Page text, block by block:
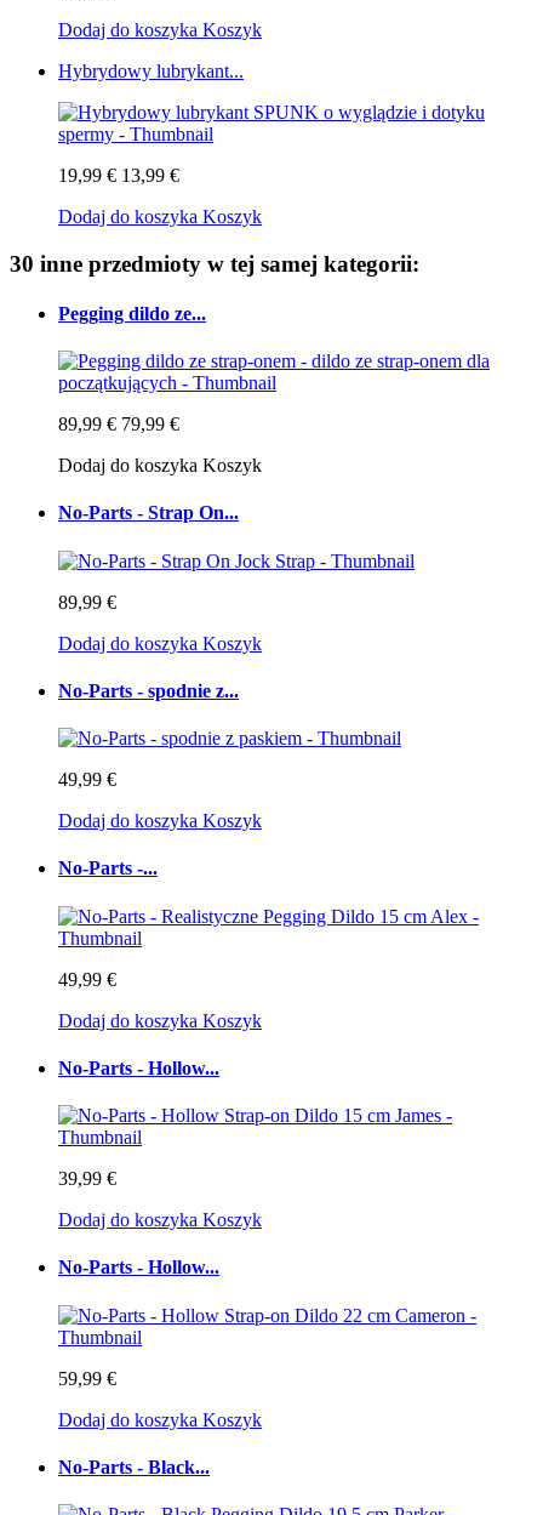
Dodaj do koszyka Koszyk
Hybrydowy lubrykant...
19,99 € 13,99 €
Dodaj do koszyka Koszyk
30 inne przedmioty w tej samej kategorii:
Pegging dildo ze...
89,99 € 79,99 €
Dodaj do koszyka Koszyk
No-Parts - Strap On...
89,99 €
Dodaj do koszyka Koszyk
No-Parts - spodnie z...
49,99 €
Dodaj do koszyka Koszyk
No-Parts -...
49,99 €
Dodaj do koszyka Koszyk
No-Parts - Hollow...
39,99 €
Dodaj do koszyka Koszyk
No-Parts - Hollow...
59,99 €
Dodaj do koszyka Koszyk
No-Parts - Black...